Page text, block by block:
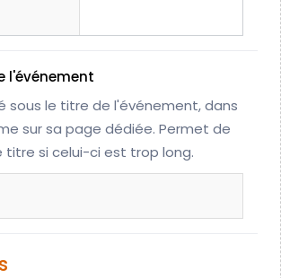
l'événement
sous le titre de l'événement, dans
sur sa page dédiée. Permet de
titre si celui-ci est trop long.